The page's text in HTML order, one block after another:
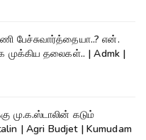
பேச்சுவார்த்தையா..? என்.
முக்கிய தலைகள்.. | Admk |
மு.க.ஸ்டாலின் கடும்
Budjet | Kumudam